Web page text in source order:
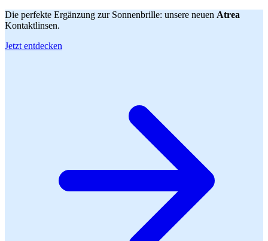
Die perfekte Ergänzung zur Sonnenbrille: unsere neuen Atrea
Kontaktlinsen.
Jetzt entdecken